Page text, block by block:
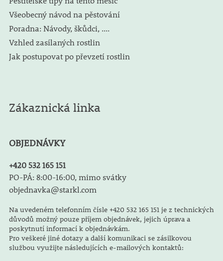
Všeobecný návod na pěstování
Poradna: Návody, škůdci, ....
Vzhled zasílaných rostlin
Jak postupovat po převzetí rostlin
Zákaznická linka
OBJEDNÁVKY
+420 532 165 151
PO-PÁ: 8:00-16:00, mimo svátky
objednavka@starkl.com
Na uvedeném telefonním čísle +420 532 165 151 je z technických
důvodů možný pouze příjem objednávek, jejich úprava a
poskytnutí informací k objednávkám.
Pro veškeré jiné dotazy a další komunikaci se zásilkovou
službou využijte následujících e-mailových kontaktů: